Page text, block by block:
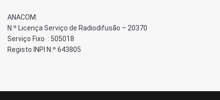
ANACOM:
N.º Licença Serviço de Radiodifusão – 20370
Serviço Fixo : 505018
Registo INPI N.º 643805